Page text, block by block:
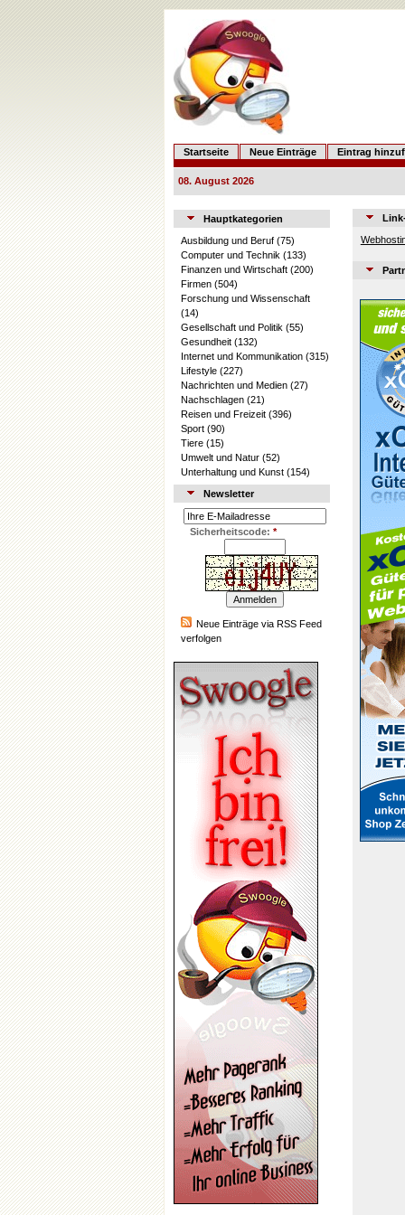
Startseite Neue Einträge Eintrag
08. August 2026
Hauptkategorien
Ausbildung und Beruf (75)
Computer und Technik (133)
Finanzen und Wirtschaft (200)
Firmen (504)
Forschung und Wissenschaft
(14)
Gesellschaft und Politik (55)
Gesundheit (132)
Internet und Kommunikation (315)
Lifestyle (227)
Nachrichten und Medien (27)
Nachschlagen (21)
Reisen und Freizeit (396)
Sport (90)
Tiere (15)
Umwelt und Natur (52)
Unterhaltung und Kunst (154)
Newsletter
Sicherheitscode: *
Neue Einträge via RSS Feed
verfolgen